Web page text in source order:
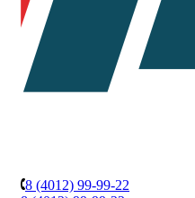
8 (4012) 99-99-22